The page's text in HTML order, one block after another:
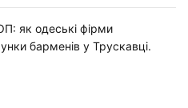
як одеські фірми
барменів у Трускавці.